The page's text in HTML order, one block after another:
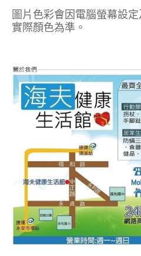
圖片色彩會因電腦螢幕設
實際顏色為準。